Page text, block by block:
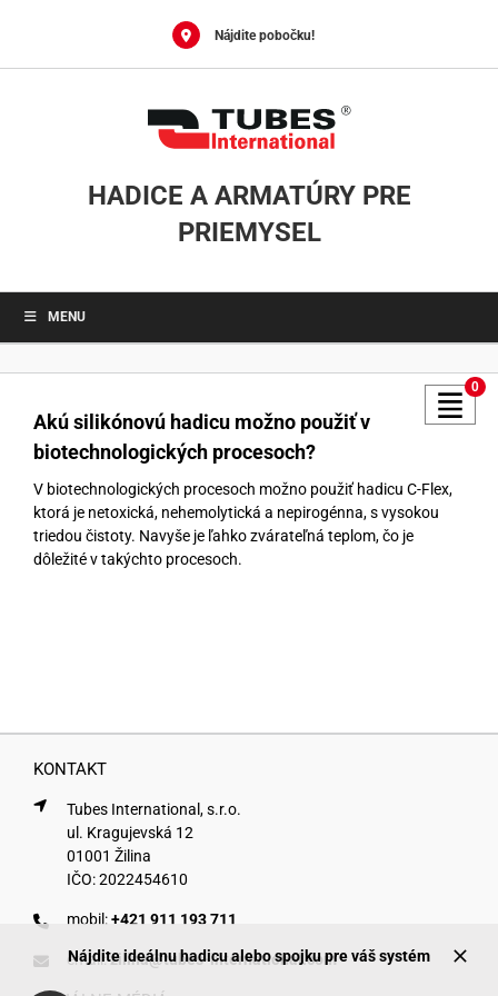
Nájdite pobočku!
HADICE A ARMATÚRY PRE
PRIEMYSEL
MENU
Akú silikónovú hadicu možno použiť v
biotechnologických procesoch?
V biotechnologických procesoch možno použiť hadicu C-Flex,
ktorá je netoxická, nehemolytická a nepirogénna, s vysokou
triedou čistoty. Navyše je ľahko zvárateľná teplom, čo je
dôležité v takýchto procesoch.
KONTAKT
Tubes International, s.r.o.
ul. Kragujevská 12
01001 Žilina
IČO: 2022454610
mobil:+421 911 193 711
email:zilina@tubes-international.com
Nájdite ideálnu hadicu alebo spojku pre váš systém
0